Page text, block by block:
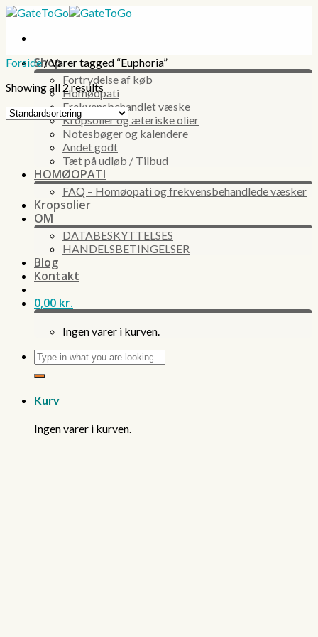
Skip
content
Shop
Fortrydelse af køb
Homøopati
Frekvensbehandlet væske
Kropsolier og æteriske olier
Notesbøger og kalendere
Andet godt
Tæt på udløb / Tilbud
HOMØOPATI
FAQ – Homøopati og frekvensbehandlede væsker
Kropsolier
OM
DATABESKYTTELSES
HANDELSBETINGELSER
Blog
Kontakt
0,00 kr.
Ingen varer i kurven.
Søg
efter:
Kurv
Ingen varer i kurven.
Forside/Varer tagged “Euphoria”
Showing all 2 results